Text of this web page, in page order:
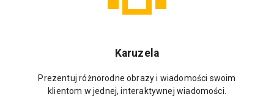
Karuzela
Prezentuj różnorodne obrazy i wiadomości swoim
klientom w jednej, interaktywnej wiadomości.